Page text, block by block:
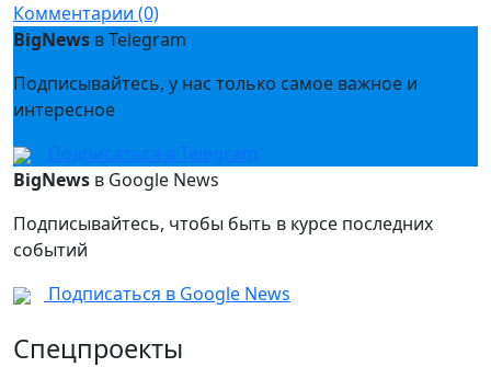
Комментарии (0)
BigNews в Telegram
Подписывайтесь, у нас только самое важное и
интересное
Подписаться в Telegram
BigNews в Google News
Подписывайтесь, чтобы быть в курсе последних
событий
Подписаться в Google News
Спецпроекты